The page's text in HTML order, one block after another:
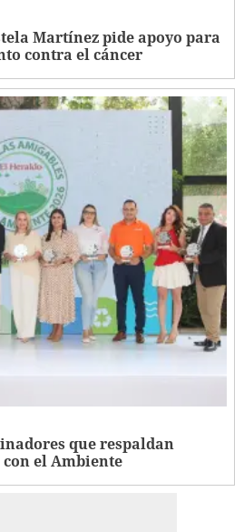
Martínez pide apoyo para
contra el cáncer
que respaldan
el Ambiente